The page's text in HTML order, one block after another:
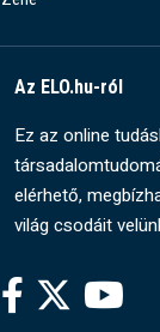
Az ELO.hu-ról
Ez az online
elérhető,
világ csodáit